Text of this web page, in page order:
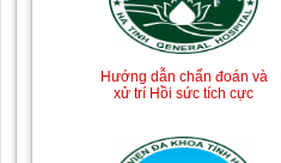
Hướng dẫn chẩn đoán và
xử trí Hồi sức tích cực